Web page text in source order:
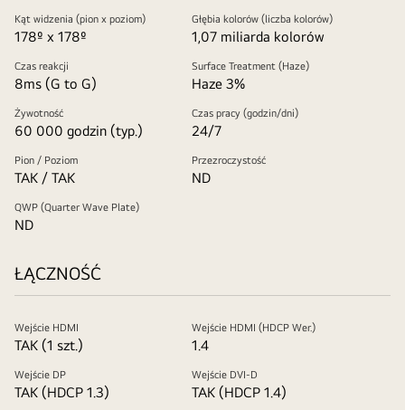
Kąt widzenia (pion x poziom)
178º x 178º
Głębia kolorów (liczba kolorów)
1,07 miliarda kolorów
Czas reakcji
8ms (G to G)
Surface Treatment (Haze)
Haze 3%
Żywotność
60 000 godzin (typ.)
Czas pracy (godzin/dni)
24/7
Pion / Poziom
TAK / TAK
Przezroczystość
ND
QWP (Quarter Wave Plate)
ND
ŁĄCZNOŚĆ
Wejście HDMI
TAK (1 szt.)
Wejście HDMI (HDCP Wer.)
1.4
Wejście DP
TAK (HDCP 1.3)
Wejście DVI-D
TAK (HDCP 1.4)